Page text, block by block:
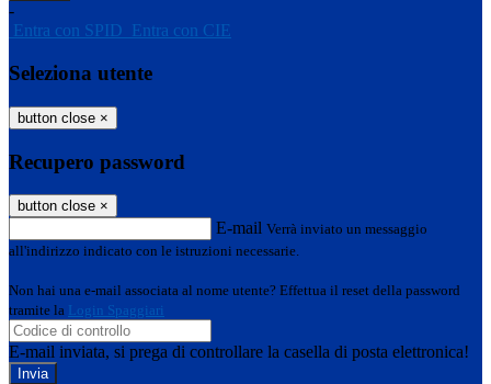
-
Entra con SPID Entra con CIE
Seleziona utente
button close ×
Recupero password
button close ×
E-mail Verrà inviato un messaggio
all'indirizzo indicato con le istruzioni necessarie.
Non hai una e-mail associata al nome utente? Effettua il reset della password
tramite la Login Spaggiari
E-mail inviata, si prega di controllare la casella di posta elettronica!